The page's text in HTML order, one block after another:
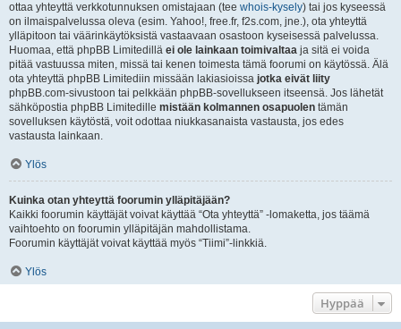
ottaa yhteyttä verkkotunnuksen omistajaan (tee whois-kysely) tai jos kyseessä
on ilmaispalvelussa oleva (esim. Yahoo!, free.fr, f2s.com, jne.), ota yhteyttä
ylläpitoon tai väärinkäytöksistä vastaavaan osastoon kyseisessä palvelussa.
Huomaa, että phpBB Limitedillä ei ole lainkaan toimivaltaa ja sitä ei voida
pitää vastuussa miten, missä tai kenen toimesta tämä foorumi on käytössä. Älä
ota yhteyttä phpBB Limitediin missään lakiasioissa jotka eivät liity
phpBB.com-sivustoon tai pelkkään phpBB-sovellukseen itseensä. Jos lähetät
sähköpostia phpBB Limitedille mistään kolmannen osapuolen tämän
sovelluksen käytöstä, voit odottaa niukkasanaista vastausta, jos edes
vastausta lainkaan.
Ylös
Kuinka otan yhteyttä foorumin ylläpitäjään?
Kaikki foorumin käyttäjät voivat käyttää “Ota yhteyttä” -lomaketta, jos täämä
vaihtoehto on foorumin ylläpitäjän mahdollistama.
Foorumin käyttäjät voivat käyttää myös “Tiimi”-linkkiä.
Ylös
Hyppää